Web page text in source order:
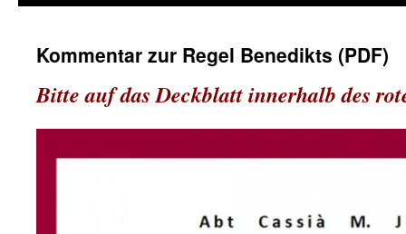
Inhalt
Kommentar zur Regel Benedikts (PDF)
Bitte auf das Deckblatt innerhalb des